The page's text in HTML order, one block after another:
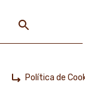
main
content
Política de